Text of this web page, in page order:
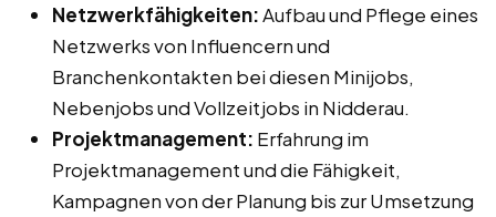
Netzwerkfähigkeiten:Aufbau und Pflege eines
Netzwerks von Influencern und
Branchenkontakten bei diesen Minijobs,
Nebenjobs und Vollzeitjobs in Nidderau.
Projektmanagement: Erfahrung im
Projektmanagement und die Fähigkeit,
Kampagnen von der Planung bis zur Umsetzung